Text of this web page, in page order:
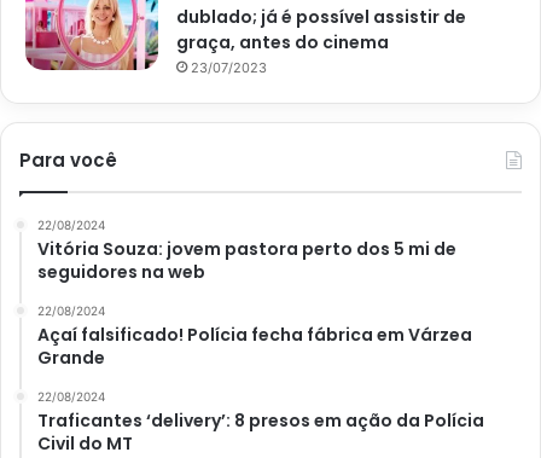
dublado; já é possível assistir de
graça, antes do cinema
23/07/2023
Para você
22/08/2024
Vitória Souza: jovem pastora perto dos 5 mi de
seguidores na web
22/08/2024
Açaí falsificado! Polícia fecha fábrica em Várzea
Grande
22/08/2024
Traficantes ‘delivery’: 8 presos em ação da Polícia
Civil do MT